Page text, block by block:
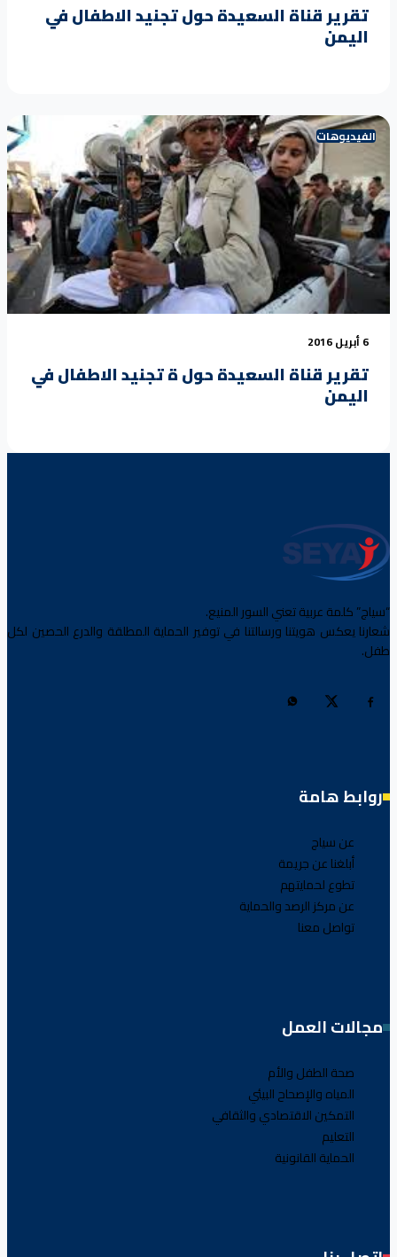
تقرير قناة السعيدة حول تجنيد الاطفال في
اليمن
الفيديوهات
6 أبريل 2016
تقرير قناة السعيدة حول ة تجنيد الاطفال في
اليمن
“سياج” كلمة عربية تعني السور المنيع.
شعارنا يعكس هويتنا ورسالتنا في توفير الحماية المطلقة والدرع الحصين لكل
طفل.
روابط هامة
عن سياج
أبلغنا عن جريمة
تطوع لحمايتهم
عن مركز الرصد والحماية
تواصل معنا
مجالات العمل
صحة الطفل والأم
المياه والإصحاح البيئي
التمكين الاقتصادي والثقافي
التعليم
الحماية القانونية